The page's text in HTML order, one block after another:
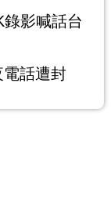
影喊話台
話遭封